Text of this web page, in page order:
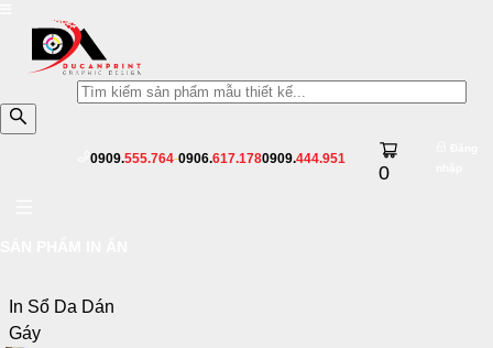
0909.555.764-0906.617.1780909.444.951
0
In Sổ Da Dán
Gáy